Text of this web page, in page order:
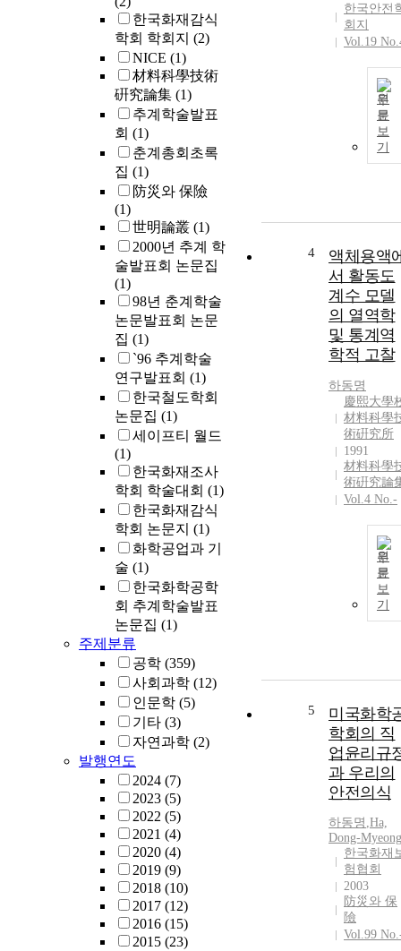
한국화재감식
학회 학회지 (2)
NICE (1)
材料科學技術
硏究論集 (1)
추계학술발표
회 (1)
춘계총회초록
집 (1)
防災와 保險
(1)
世明論叢 (1)
2000년 추계 학
술발표회 논문집
(1)
98년 춘계학술
논문발표회 논문
집 (1)
`96 추계학술
연구발표회 (1)
한국철도학회
논문집 (1)
세이프티 월드
(1)
한국화재조사
학회 학술대회 (1)
한국화재감식
학회 논문지 (1)
화학공업과 기
술 (1)
한국화학공학
회 추계학술발표
논문집 (1)
주제분류
공학 (359)
사회과학 (12)
인문학 (5)
기타 (3)
자연과학 (2)
발행연도
2024 (7)
2023 (5)
2022 (5)
2021 (4)
2020 (4)
2019 (9)
2018 (10)
2017 (12)
2016 (15)
2015 (23)
한국안전
회지
Vol.19
원
문
보
기
4
액체용액
서 활동도
계수 모델
의 열역학
및 통계역
학적 고찰
하동명
慶熙大學
材料科學
術硏究所
1991
材料科學
術硏究論
Vol.4 No.-
원
문
보
기
5
미국화학
학회의 직
업윤리규
과 우리의
안전의식
하동명 ,Ha,
Dong-Myeong
한국화재
험협회
2003
防災와 保
險
Vol.99